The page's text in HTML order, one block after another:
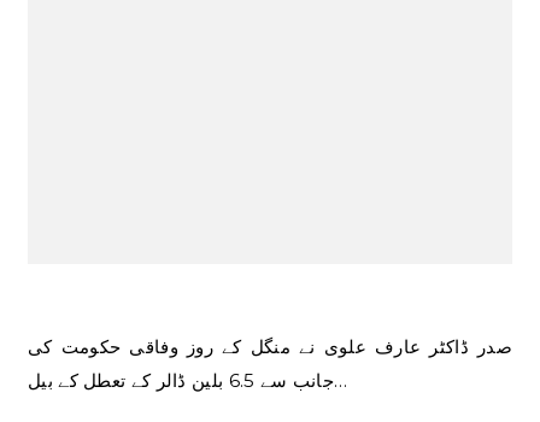
صدر ڈاکٹر عارف علوی نے منگل کے روز وفاقی حکومت کی
جانب سے 6.5 بلین ڈالر کے تعطل کے بیل…